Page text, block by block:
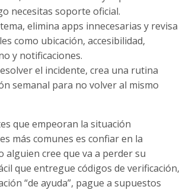
necesitas soporte oficial.
elimina apps innecesarias y revisa
como ubicación, accesibilidad,
y notificaciones.
el incidente, crea una rutina
semanal para no volver al mismo
que empeoran la situación
más comunes es confiar en la
alguien cree que va a perder su
que entregue códigos de verificación,
“de ayuda”, pague a supuestos